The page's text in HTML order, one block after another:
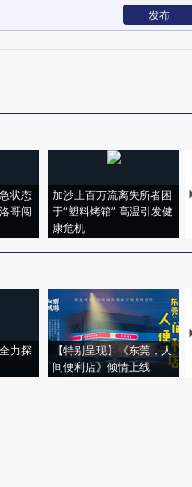
发布
状态
哥闯
加沙上百万流离失所者困
于“塑料烤箱” 高温引发健
康危机
力探
【特别呈现】《东莞，人
间便利店》倾情上线